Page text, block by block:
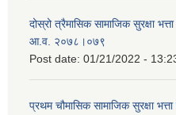
दोस्रो त्रैमासिक सामाजिक सुरक्षा
आ.व. २०७८।०७९
Post date: 01/21/2022 -
प्रथम चौमासिक सामाजिक सुरक्षा भत्ता